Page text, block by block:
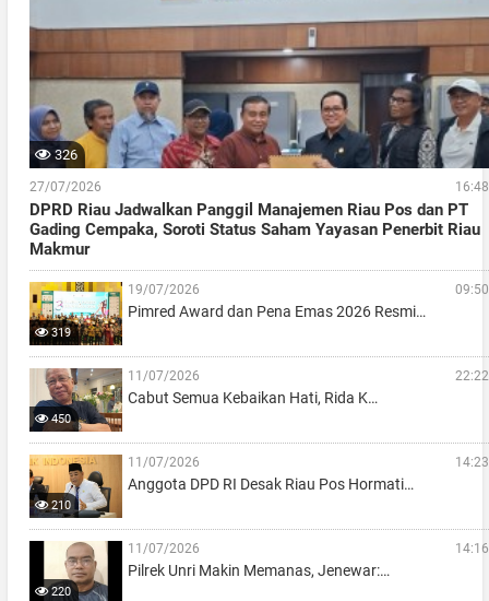
326
27/07/2026 16:48
DPRD Riau Jadwalkan Panggil Manajemen Riau Pos dan PT
Gading Cempaka, Soroti Status Saham Yayasan Penerbit Riau
Makmur
319
19/07/2026 09:50
Pimred Award dan Pena Emas 2026 Resmi…
450
11/07/2026 22:22
Cabut Semua Kebaikan Hati, Rida K…
210
11/07/2026 14:23
Anggota DPD RI Desak Riau Pos Hormati…
220
11/07/2026 14:16
Pilrek Unri Makin Memanas, Jenewar:…